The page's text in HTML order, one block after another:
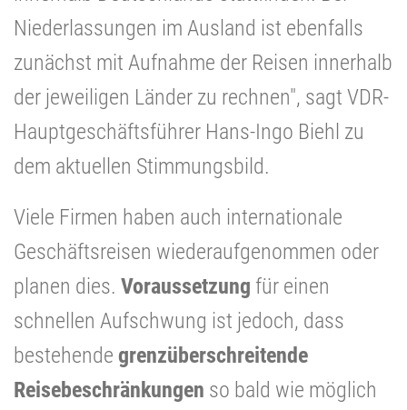
Niederlassungen im Ausland ist ebenfalls
zunächst mit Aufnahme der Reisen innerhalb
der jeweiligen Länder zu rechnen", sagt VDR-
Hauptgeschäftsführer Hans-Ingo Biehl zu
dem aktuellen Stimmungsbild.
Viele Firmen haben auch internationale
Geschäftsreisen wiederaufgenommen oder
planen dies. Voraussetzung für einen
schnellen Aufschwung ist jedoch, dass
bestehende grenzüberschreitende
Reisebeschränkungen so bald wie möglich